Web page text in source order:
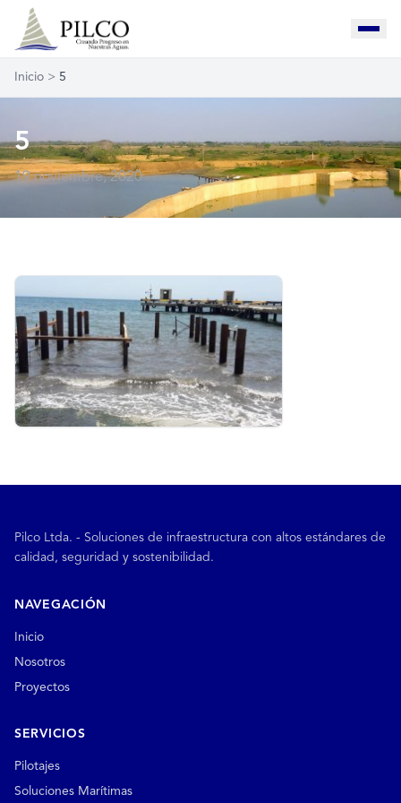
Inicio > 5
5
19 noviembre, 2020
Pilco Ltda. - Soluciones de infraestructura con altos estándares de
calidad, seguridad y sostenibilidad.
NAVEGACIÓN
Inicio
Nosotros
Proyectos
SERVICIOS
Pilotajes
Soluciones Marítimas